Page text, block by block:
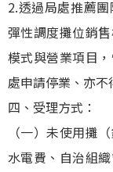
2.透過局處推薦
彈性調度攤位銷
模式與營業項目
處申請停業、亦不
四、受理方式：
（一）未使用攤
水電費、自治組